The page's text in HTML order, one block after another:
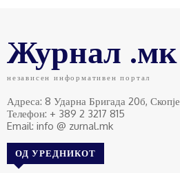
Журнал .мк
независен информативен портал
Адреса: 8 Ударна Бригада 20б, Скопје
Телефон: + 389 2 3217 815
Email: info @ zurnal.mk
ОД УРЕДНИКОТ